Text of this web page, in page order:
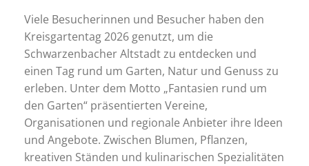
Viele Besucherinnen und Besucher haben den
Kreisgartentag 2026 genutzt, um die
Schwarzenbacher Altstadt zu entdecken und
einen Tag rund um Garten, Natur und Genuss zu
erleben. Unter dem Motto „Fantasien rund um
den Garten“ präsentierten Vereine,
Organisationen und regionale Anbieter ihre Ideen
und Angebote. Zwischen Blumen, Pflanzen,
kreativen Ständen und kulinarischen Spezialitäten